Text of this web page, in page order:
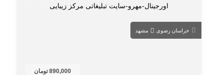
خراسان رضوی مشهد
890,000 تومان